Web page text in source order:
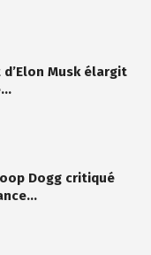
Musk élargit
Dogg critiqué